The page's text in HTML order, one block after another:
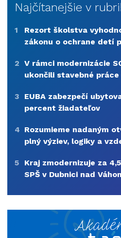
Najčítanejšie v
1
Rezort školstva
zákonu o ochrane detí
2 V rámci modernizácie
ukončili stavebné práce
3
EUBA zabezpečí
percent žiadateľov
4 Rozumieme nadaným
plný výziev, logiky a
5
Kraj zmodernizuje za
SPŠ v Dubnici nad